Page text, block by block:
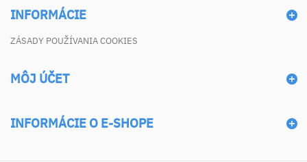
INFORMÁCIE
ZÁSADY POUŽÍVANIA COOKIES
MÔJ ÚČET
INFORMÁCIE O E-SHOPE